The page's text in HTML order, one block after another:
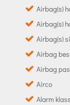
Airbag(s)
Airbag(s)
Airbag(s)
Airbag
Airbag
Airco
Alarm